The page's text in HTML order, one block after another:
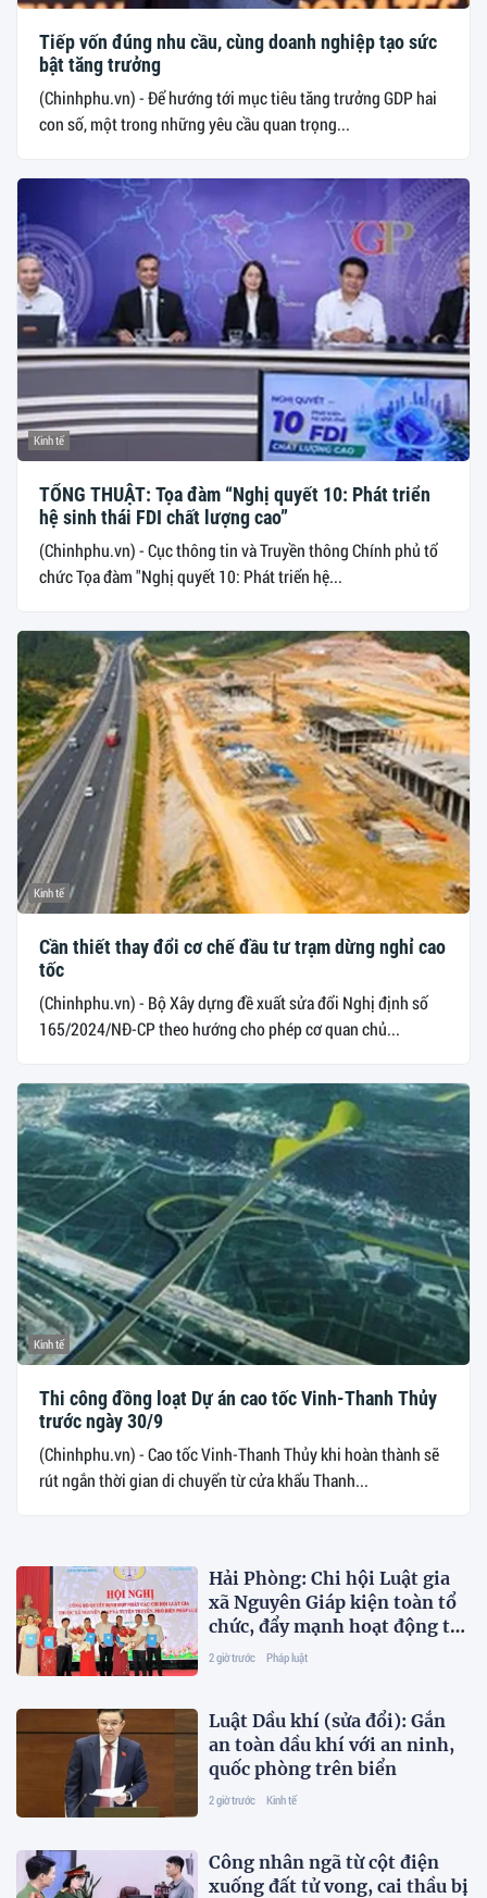
Tiếp vốn đúng nhu cầu, cùng doanh nghiệp tạo sức
bật tăng trưởng
(Chinhphu.vn) - Để hướng tới mục tiêu tăng trưởng GDP hai
con số, một trong những yêu cầu quan trọng...
Kinh tế
TỔNG THUẬT: Tọa đàm “Nghị quyết 10: Phát triển
hệ sinh thái FDI chất lượng cao”
(Chinhphu.vn) - Cục thông tin và Truyền thông Chính phủ tổ
chức Tọa đàm "Nghị quyết 10: Phát triển hệ...
Kinh tế
Cần thiết thay đổi cơ chế đầu tư trạm dừng nghỉ cao
tốc
(Chinhphu.vn) - Bộ Xây dựng đề xuất sửa đổi Nghị định số
165/2024/NĐ-CP theo hướng cho phép cơ quan chủ...
Kinh tế
Thi công đồng loạt Dự án cao tốc Vinh-Thanh Thủy
trước ngày 30/9
(Chinhphu.vn) - Cao tốc Vinh-Thanh Thủy khi hoàn thành sẽ
rút ngắn thời gian di chuyển từ cửa khẩu Thanh...
Hải Phòng: Chi hội Luật gia
xã Nguyên Giáp kiện toàn tổ
chức, đẩy mạnh hoạt động từ
cơ sở
2 giờ trước Pháp luật
Luật Dầu khí (sửa đổi): Gắn
an toàn dầu khí với an ninh,
quốc phòng trên biển
2 giờ trước Kinh tế
Công nhân ngã từ cột điện
xuống đất tử vong, cai thầu bị